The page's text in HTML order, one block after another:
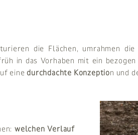
die Flächen, umrahmen
in das Vorhaben mit ein
einedurchdachte Konzeption und
welchen Verlauf